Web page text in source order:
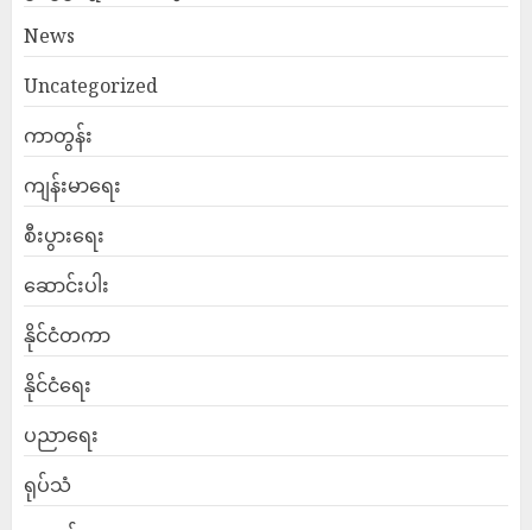
News
Uncategorized
ကာတွန်း
ကျန်းမာရေး
စီးပွားရေး
ဆောင်းပါး
နိုင်ငံတကာ
နိုင်ငံရေး
ပညာရေး
ရုပ်သံ